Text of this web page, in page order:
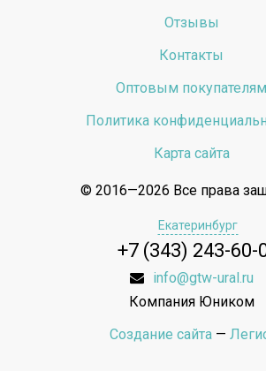
Отзывы
Контакты
Оптовым покупателям
Политика
Карта сайта
© 2016—2026 Все права
Екатеринбург
+7 (343) 243-60-
info@gtw-ural.ru
Компания Юником
Создание сайта—